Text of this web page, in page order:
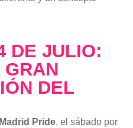
DE JULIO:
DEL
Madrid Pride, el sábado por